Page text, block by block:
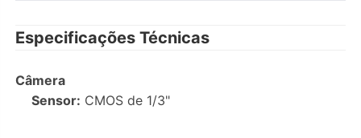
Especificações Técnicas
Câmera
Sensor: CMOS de 1/3"